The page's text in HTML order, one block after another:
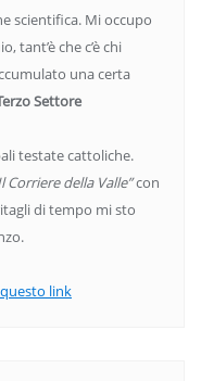
scientifica. Mi occupo
tant’è che c’è chi
una certa
Settore
testate cattoliche.
Corriere della Valle”con
di tempo mi sto
link